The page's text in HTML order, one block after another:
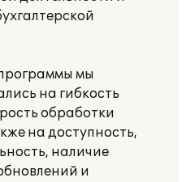
мы
на гибкость
обработки
на доступность,
наличие
и